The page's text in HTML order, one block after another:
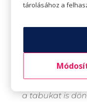
Számára
nevezhetjük
királyának. A
közéleti
a tabukat is
tárolásához a